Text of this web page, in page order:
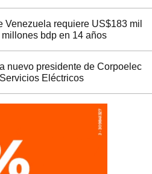
Venezuela requiere US$183 mil
bdp en 14 años
nuevo presidente de Corpoelec
Eléctricos